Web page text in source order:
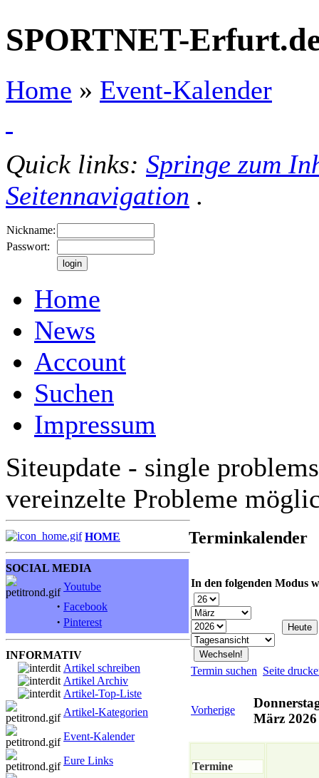
SPORTNET-
Home » Event-Kalender
Quick links: Springe zum
Seitennavigation .
Nickname:
Passwort:
Home
News
Account
Suchen
Impressum
Siteupdate - single
vereinzelte Probleme
HOME
SOCIAL MEDIA
Youtube
· Facebook
· Pinterest
INFORMATIV
Artikel schreiben
Artikel Archiv
Artikel-Top-Liste
Artikel-Kategorien
Event-Kalender
Eure Links
Terminkalender
In den folgenden Modus
Termin suchen Seite
Vorherige
März 2026
Termine